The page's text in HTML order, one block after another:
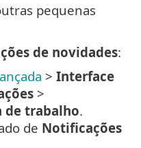
pequenas
de novidades:
> Interface
>
de trabalho.
de Notificações